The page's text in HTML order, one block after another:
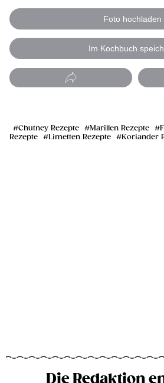
Foto hochladen
Im Kochbuch
Chutney Rezepte Marillen Rezepte
Rezepte
Limetten Rezepte Koriander
Die Redaktion